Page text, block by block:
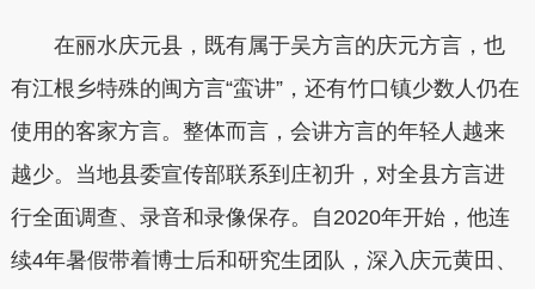
在丽水庆元县，既有属于吴方言的庆元方言，也
有江根乡特殊的闽方言“蛮讲”，还有竹口镇少数人仍在
使用的客家方言。整体而言，会讲方言的年轻人越来
越少。当地县委宣传部联系到庄初升，对全县方言进
行全面调查、录音和录像保存。自2020年开始，他连
续4年暑假带着博士后和研究生团队，深入庆元黄田、